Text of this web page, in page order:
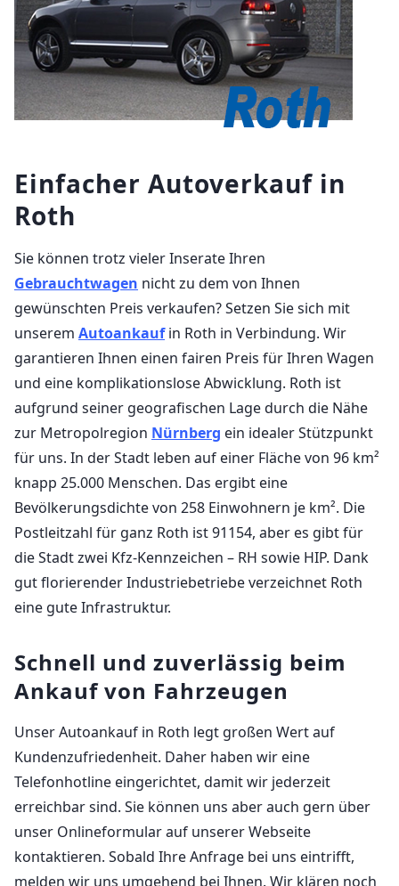
Einfacher Autoverkauf in
Roth
Sie können trotz vieler Inserate Ihren
Gebrauchtwagen nicht zu dem von Ihnen
gewünschten Preis verkaufen? Setzen Sie sich mit
unserem Autoankaufin Roth in Verbindung. Wir
garantieren Ihnen einen fairen Preis für Ihren Wagen
und eine komplikationslose Abwicklung. Roth ist
aufgrund seiner geografischen Lage durch die Nähe
zur Metropolregion Nürnberg ein idealer Stützpunkt
für uns. In der Stadt leben auf einer Fläche von 96 km²
knapp 25.000 Menschen. Das ergibt eine
Bevölkerungsdichte von 258 Einwohnern je km². Die
Postleitzahl für ganz Roth ist 91154, aber es gibt für
die Stadt zwei Kfz-Kennzeichen – RH sowie HIP. Dank
gut florierender Industriebetriebe verzeichnet Roth
eine gute Infrastruktur.
Schnell und zuverlässig beim
Ankauf von Fahrzeugen
Unser Autoankauf in Roth legt großen Wert auf
Kundenzufriedenheit. Daher haben wir eine
Telefonhotline eingerichtet, damit wir jederzeit
erreichbar sind. Sie können uns aber auch gern über
unser Onlineformular auf unserer Webseite
kontaktieren. Sobald Ihre Anfrage bei uns eintrifft,
melden wir uns umgehend bei Ihnen. Wir klären noch